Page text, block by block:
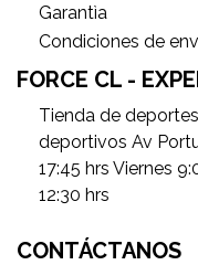
Garantìa
Condiciones de
FORCE CL -
Tienda de
deportivos Av
17:45 hrs Viernes
12:30 hrs
CONTÁCTANOS